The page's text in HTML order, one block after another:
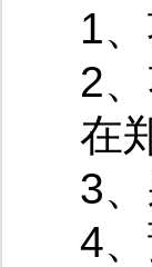
1
2
在
3
4